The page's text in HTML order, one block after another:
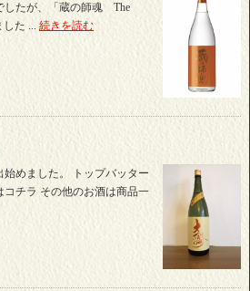
たが、「蔵の師魂 The
した ... 続きを読む
めました。 トップバッター
ラ その他のお酒は商品一